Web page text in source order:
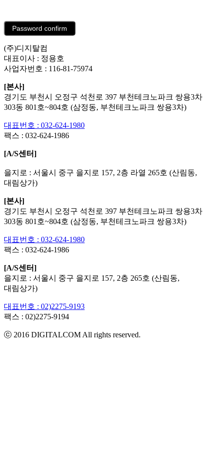
Password confirm
(주)디지탈컴
대표이사 : 정용호
사업자번호 : 116-81-75974
[본사]
경기도 부천시 오정구 석천로 397 부천테크노파크 쌍용3차
303동 801호~804호 (삼정동, 부천테크노파크 쌍용3차)
대표번호 : 032-624-1980
팩스 : 032-624-1986
[A/S센터]
을지로 : 서울시 중구 을지로 157, 2층 라열 265호 (산림동,
대림상가)
[본사]
경기도 부천시 오정구 석천로 397 부천테크노파크 쌍용3차
303동 801호~804호 (삼정동, 부천테크노파크 쌍용3차)
대표번호 : 032-624-1980
팩스 : 032-624-1986
[A/S센터]
을지로 : 서울시 중구 을지로 157, 2층 265호 (산림동,
대림상가)
대표번호 : 02)2275-9193
팩스 : 02)2275-9194​
ⓒ 2016 DIGITALCOM All rights reserved.